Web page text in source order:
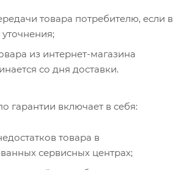
товара потребителю, если в
из интернет-магазина
со дня доставки.
гарантии включает в себя:
товара в
сервисных центрах;